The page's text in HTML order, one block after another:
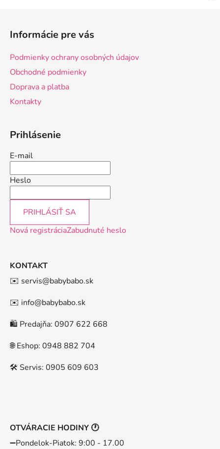
Informácie pre vás
Podmienky ochrany osobných údajov
Obchodné podmienky
Doprava a platba
Kontakty
Prihlásenie
E-mail
Heslo
PRIHLÁSIŤ SA
Nová registráciaZabudnuté heslo
KONTAKT
✉️ servis@babybabo.sk
✉️ info@babybabo.sk
🛍️ Predajňa: 0907 622 668
🌐 Eshop: 0948 882 704
🛠️ Servis: 0905 609 603
OTVÁRACIE HODINY 🕐
➖️Pondelok-Piatok: 9:00 - 17.00